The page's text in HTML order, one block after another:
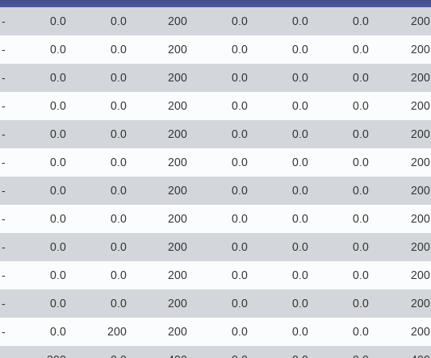
- 0.0 0.0 200 0.0 0.0 0.0 200
- 0.0 0.0 200 0.0 0.0 0.0 200
- 0.0 0.0 200 0.0 0.0 0.0 200
- 0.0 0.0 200 0.0 0.0 0.0 200
- 0.0 0.0 200 0.0 0.0 0.0 200
- 0.0 0.0 200 0.0 0.0 0.0 200
- 0.0 0.0 200 0.0 0.0 0.0 200
- 0.0 0.0 200 0.0 0.0 0.0 200
- 0.0 0.0 200 0.0 0.0 0.0 200
- 0.0 0.0 200 0.0 0.0 0.0 200
- 0.0 0.0 200 0.0 0.0 0.0 200
- 0.0 200 200 0.0 0.0 0.0 200